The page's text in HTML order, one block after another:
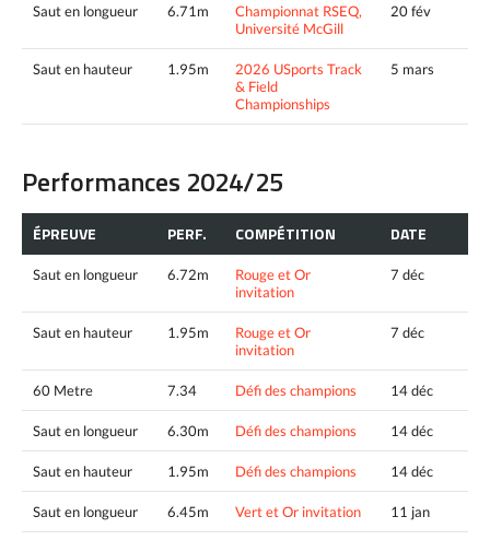
Saut en longueur 6.71m
Championnat RSEQ,
Université McGill
20 fév
Saut en hauteur 1.95m
2026 USports Track
& Field
Championships
5 mars
Performances 2024/25
ÉPREUVE PERF. COMPÉTITION DATE
Saut en longueur 6.72m
Rouge et Or
invitation
7 déc
Saut en hauteur 1.95m
Rouge et Or
invitation
7 déc
60 Metre 7.34 Défi des champions 14 déc
Saut en longueur 6.30m Défi des champions 14 déc
Saut en hauteur 1.95m Défi des champions 14 déc
Saut en longueur 6.45m Vert et Or invitation 11 jan